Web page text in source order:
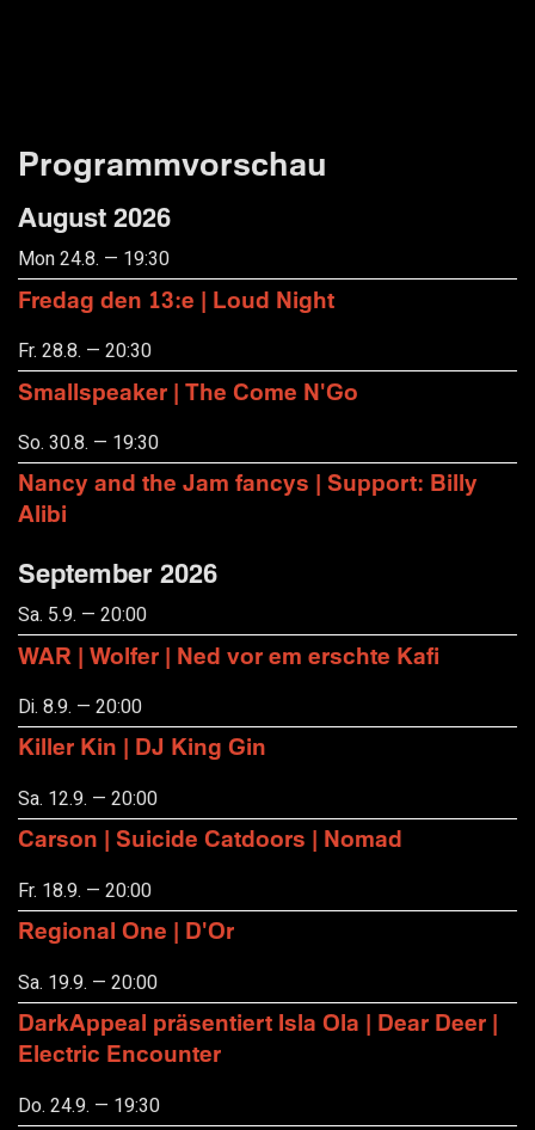
Programmvorschau
August 2026
Mon 24.8. — 19:30
Fredag den 13:e | Loud Night
Fr. 28.8. — 20:30
Smallspeaker | The Come N'Go
So. 30.8. — 19:30
Nancy and the Jam fancys | Support: Billy
Alibi
September 2026
Sa. 5.9. — 20:00
WAR | Wolfer | Ned vor em erschte Kafi
Di. 8.9. — 20:00
Killer Kin | DJ King Gin
Sa. 12.9. — 20:00
Carson | Suicide Catdoors | Nomad
Fr. 18.9. — 20:00
Regional One | D'Or
Sa. 19.9. — 20:00
DarkAppeal präsentiert Isla Ola | Dear Deer |
Electric Encounter
Do. 24.9. — 19:30